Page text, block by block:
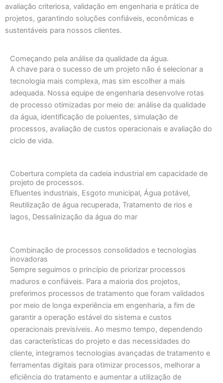
avaliação criteriosa, validação em engenharia e prática de
projetos, garantindo soluções confiáveis, econômicas e
sustentáveis ​​para nossos clientes.
Começando pela análise da qualidade da água.
A chave para o sucesso de um projeto não é selecionar a
tecnologia mais complexa, mas sim escolher a mais
adequada. Nossa equipe de engenharia desenvolve rotas
de processo otimizadas por meio de: análise da qualidade
da água, identificação de poluentes, simulação de
processos, avaliação de custos operacionais e avaliação do
ciclo de vida.
Cobertura completa da cadeia industrial em capacidade de
projeto de processos.
Efluentes industriais, Esgoto municipal, Água potável,
Reutilização de água recuperada, Tratamento de rios e
lagos, Dessalinização da água do mar
Combinação de processos consolidados e tecnologias
inovadoras
Sempre seguimos o princípio de priorizar processos
maduros e confiáveis. Para a maioria dos projetos,
preferimos processos de tratamento que foram validados
por meio de longa experiência em engenharia, a fim de
garantir a operação estável do sistema e custos
operacionais previsíveis. Ao mesmo tempo, dependendo
das características do projeto e das necessidades do
cliente, integramos tecnologias avançadas de tratamento e
ferramentas digitais para otimizar processos, melhorar a
eficiência do tratamento e aumentar a utilização de